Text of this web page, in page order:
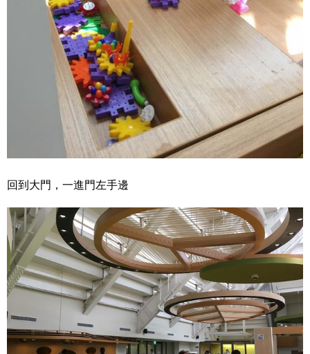
回到大門，一進門左手邊